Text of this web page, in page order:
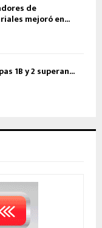
de
mejoró en...
1B y 2 superan...